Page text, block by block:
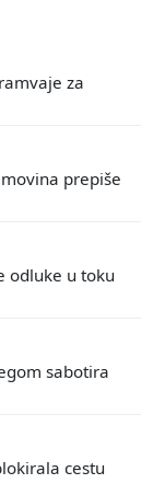
za
prepiše
odluke u toku
sabotira
cestu